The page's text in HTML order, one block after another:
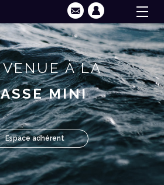
À LA
MINI
Espace adhérent